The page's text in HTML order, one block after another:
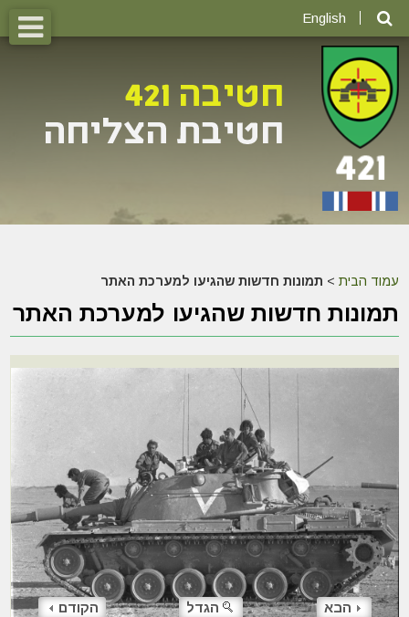
English
עמוד הבית > תמונות חדשות שהגיעו למערכת האתר
תמונות חדשות שהגיעו למערכת האתר
הקודם הגדל הבא